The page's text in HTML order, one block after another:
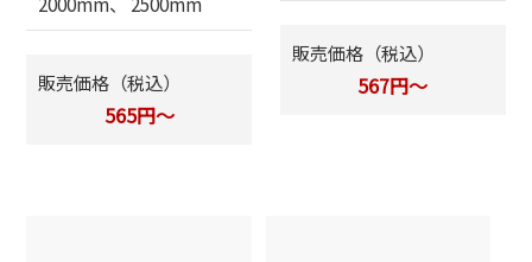
販売価格（税込）
565円～
販売価格（税込）
567円～